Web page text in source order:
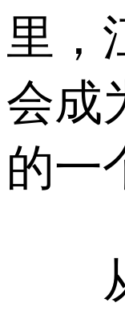
里，
会成
的一
从